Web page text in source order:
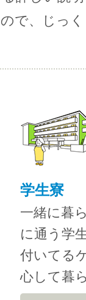
で、じっ
学生寮
一緒に暮
に通う学
付いてる
心して暮